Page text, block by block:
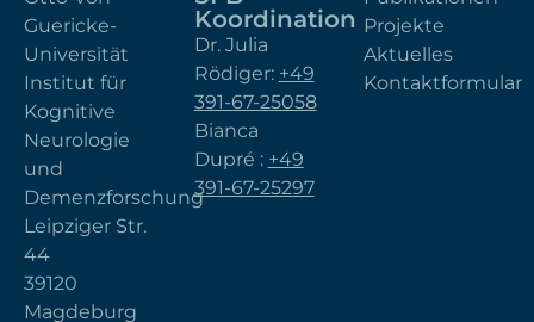
Guericke-
Universität
Institut für
Kognitive
Neurologie
und
Demenzforschung
Leipziger Str.
44
39120
Magdeburg
Koordination
Dr. Julia
Rödiger: +49
391-67-25058
Bianca
Dupré : +49
391-67-25297
Projekte
Aktuelles
Kontaktformular